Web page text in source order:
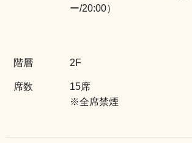
ー/20:00）
階層 2F
席数
15席
※全席禁煙